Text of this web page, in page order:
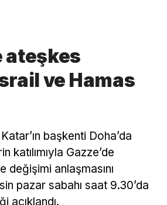
ateşkes
ve Hamas
başkenti Doha’da
katılımıyla Gazze’de
değişimi anlaşmasını
pazar sabahı saat 9.30’da
açıklandı.